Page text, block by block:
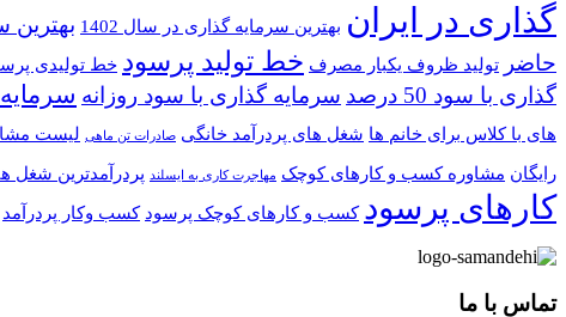
گذاری در ایران بهترین سرمایه گذاری در سال 1402 بهترین
حاضر تولید ظروف یکبار مصرف خط تولید پرسود خط تولیدی
گذاری با سود 50 درصد
سرمایه گذاری با سود روزانه
های با کلاس برای خانم ها شغل های پردرآمد خانگی صادرات تن ماهی لیست
رایگان مشاوره کسب و کارهای کوچک مهاجرت کاری به ایسلند پردرآمدترین شغل
کارهای پرسود کسب و کارهای کوچک پرسود کسب وکار پردرآمد
تماس با ما